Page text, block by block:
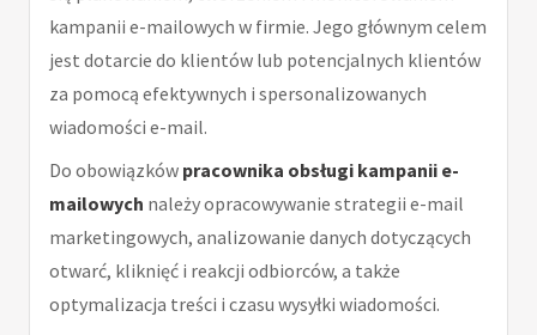
kampanii e-mailowych w firmie. Jego głównym celem
jest dotarcie do klientów lub potencjalnych klientów
za pomocą efektywnych i spersonalizowanych
wiadomości e-mail.
Do obowiązków pracownika obsługi kampanii e-
mailowych należy opracowywanie strategii e-mail
marketingowych, analizowanie danych dotyczących
otwarć, kliknięć i reakcji odbiorców, a także
optymalizacja treści i czasu wysyłki wiadomości.